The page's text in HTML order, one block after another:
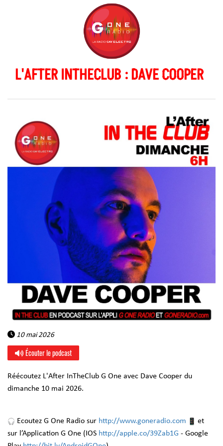
L'AFTER INTHECLUB : DAVE COOPER
10 mai 2026
Écouter le podcast
Réécoutez L'After InTheClub G One avec Dave Cooper du
dimanche 10 mai 2026.
Ecoutez G One Radio sur http://www.goneradio.com
et
sur l’Application G One (IOS http://apple.co/39Zab1G - Google